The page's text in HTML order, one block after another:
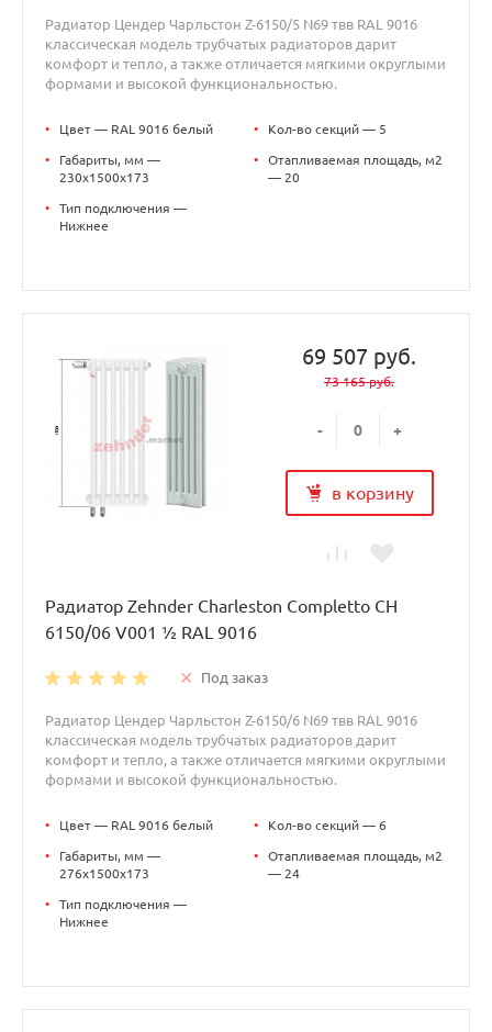
Радиатор Цендер Чарльстон Z-6150/5 N69 твв RAL 9016
классическая модель трубчатых радиаторов дарит
комфорт и тепло, а также отличается мягкими округлыми
формами и высокой функциональностью.
• Цвет — RAL 9016 белый
•
Габариты, мм —
230x1500x173
•
Тип подключения —
Нижнее
• Кол-во секций — 5
•
Отапливаемая площадь, м2
— 20
69 507 руб.
73 165 руб.
- +
в корзину
Радиатор Zehnder Charleston Completto CH
6150/06 V001 ½ RAL 9016
Под заказ
Радиатор Цендер Чарльстон Z-6150/6 N69 твв RAL 9016
классическая модель трубчатых радиаторов дарит
комфорт и тепло, а также отличается мягкими округлыми
формами и высокой функциональностью.
• Цвет — RAL 9016 белый
•
Габариты, мм —
276x1500x173
•
Тип подключения —
Нижнее
• Кол-во секций — 6
•
Отапливаемая площадь, м2
— 24